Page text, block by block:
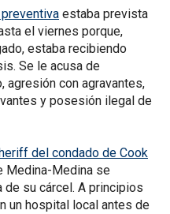
estaba prevista
el viernes porque,
estaba recibiendo
Se le acusa de
agresión con agravantes,
y posesión ilegal de
del condado de Cook
Medina-Medina se
de su cárcel. A principios
un hospital local antes de